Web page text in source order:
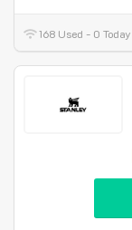
168 Used - 0 Today